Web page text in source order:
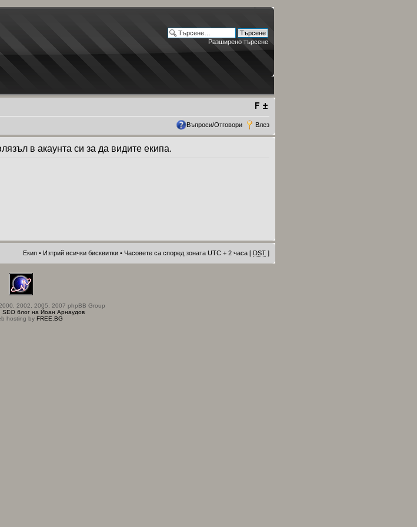
Разширено търсене
Въпроси/Отговори Влез
в акаунта си за да видите екипа.
Екип • Изтрий всички бисквитки • Часовете са според зоната UTC + 2 часа [ DST ]
2002, 2005, 2007 phpBB Group
SEO блог на Йоан Арнаудов
hosting by FREE.BG